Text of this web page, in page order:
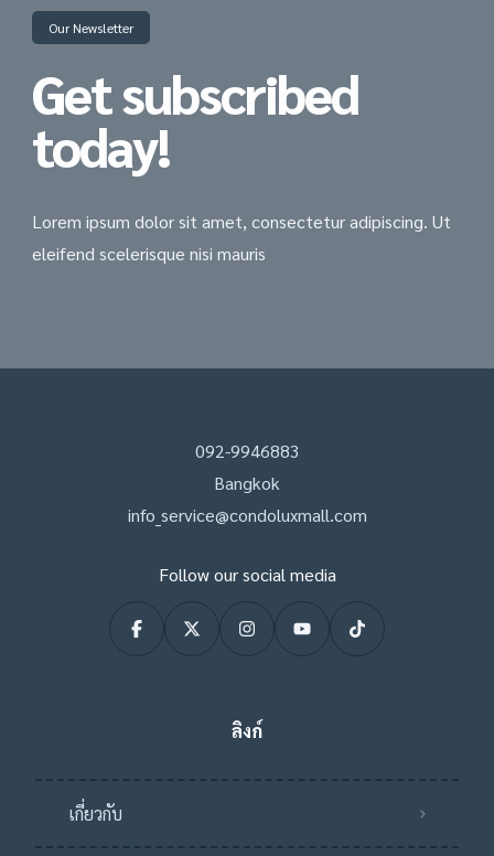
Our Newsletter
Get subscribed
today!
Lorem ipsum dolor sit amet, consectetur adipiscing. Ut
eleifend scelerisque nisi mauris
092-9946883
Bangkok
info_service@condoluxmall.com
Follow our social media
ลิงก์
เกี่ยวกับ